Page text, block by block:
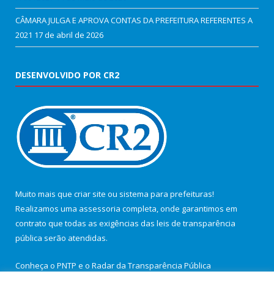
CÂMARA JULGA E APROVA CONTAS DA PREFEITURA REFERENTES A
2021 17 de abril de 2026
DESENVOLVIDO POR CR2
Muito mais que criar site ou sistema para prefeituras!
Realizamos uma assessoria completa, onde garantimos em
contrato que todas as exigências das leis de transparência
pública serão atendidas.
Conheça o PNTP e o Radar da Transparência Pública